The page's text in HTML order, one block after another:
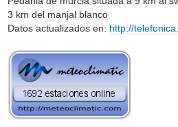
3 km del manjal blanco
Datos actualizados en: http://